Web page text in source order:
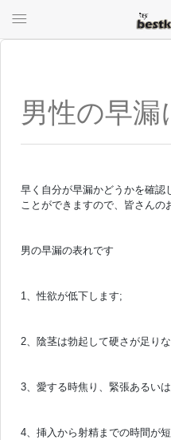
男性の早漏
早く自分が早漏かどうかを確認
ことができますので、皆さんの
男の早漏の表れです
1、性欲が低下します;
2、陰茎は勃起して硬さが足り
3、愛する時焦り、緊張あるい
4、挿入から射精までの時間が